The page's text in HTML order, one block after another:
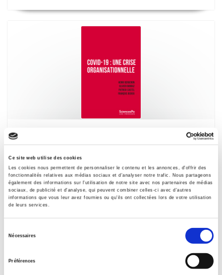
Ce site web utilise des cookies
Les cookies nous permettent de personnaliser le contenu et les annonces, d'offrir des
fonctionnalités relatives aux médias sociaux et d'analyser notre trafic. Nous partageons
également des informations sur l'utilisation de notre site avec nos partenaires de médias
sociaux, de publicité et d'analyse, qui peuvent combiner celles-ci avec d'autres
informations que vous leur avez fournies ou qu'ils ont collectées lors de votre utilisation
de leurs services.
Nécessaires
Préférences
Covid-19 : une crise organisationnelle
Henri Bergeron, Olivier Borraz